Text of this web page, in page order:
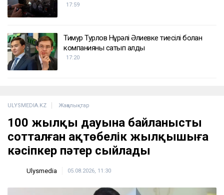
17:59
Тимур Турлов Нұрәлі Әлиевке тиесілі болған
компанияны сатып алды
17:20
ULYSMEDIA.KZ Жаңалықтар
100 жылқы дауына байланысты
сотталған ақтөбелік жылқышыға
кәсіпкер пәтер сыйлады
Ulysmedia 05.08.2026, 11:30